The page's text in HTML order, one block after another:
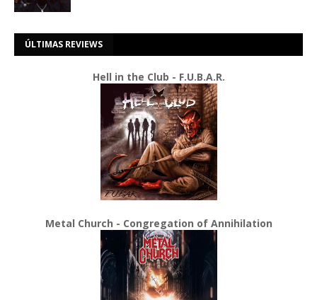
ÚLTIMAS REVIEWS
Hell in the Club - F.U.B.A.R.
Metal Church - Congregation of Annihilation